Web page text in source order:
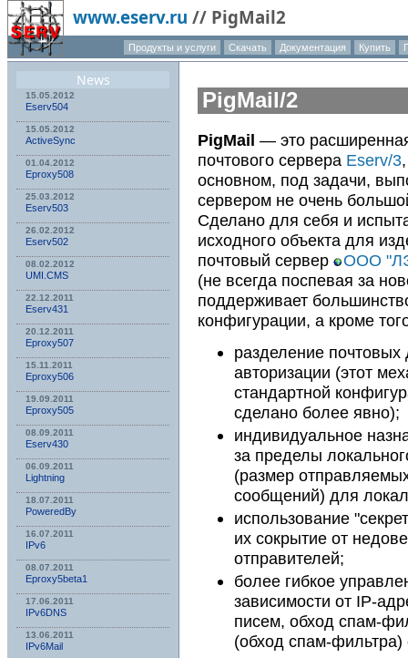
www.eserv.ru // PigMail2
Продукты и услуги Скачать Документация Купить
News
15.05.2012
Eserv504
15.05.2012
ActiveSync
01.04.2012
Eproxy508
25.03.2012
Eserv503
26.02.2012
Eserv502
08.02.2012
UMI.CMS
22.12.2011
Eserv431
20.12.2011
Eproxy507
15.11.2011
Eproxy506
19.09.2011
Eproxy505
08.09.2011
Eserv430
06.09.2011
Lightning
18.07.2011
PoweredBy
16.07.2011
IPv6
08.07.2011
Eproxy5beta1
17.06.2011
IPv6DNS
13.06.2011
IPv6Mail
PigMail/2
PigMail — это
почтового сервера Eserv/3
основном, под задачи,
сервером не очень
Сделано для себя и
исходного объекта для
почтовый сервер
ООО
(не всегда поспевая за
поддерживает
конфигурации, а кроме
разделение
авторизации (этот
стандартной
сделано более явно);
индивидуальное
за пределы
(размер
сообщений) для
использование
их сокрытие от
отправителей;
более гибкое
зависимости от IP-
писем, обход спам-
(обход спам-фильтра)